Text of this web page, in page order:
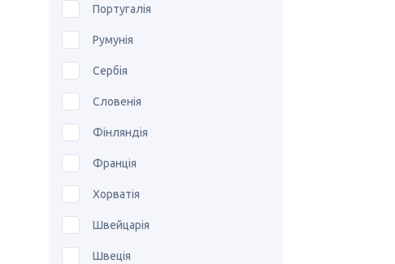
Португалія
Румунія
Сербія
Словенія
Фінляндія
Франція
Хорватія
Швейцарія
Швеція